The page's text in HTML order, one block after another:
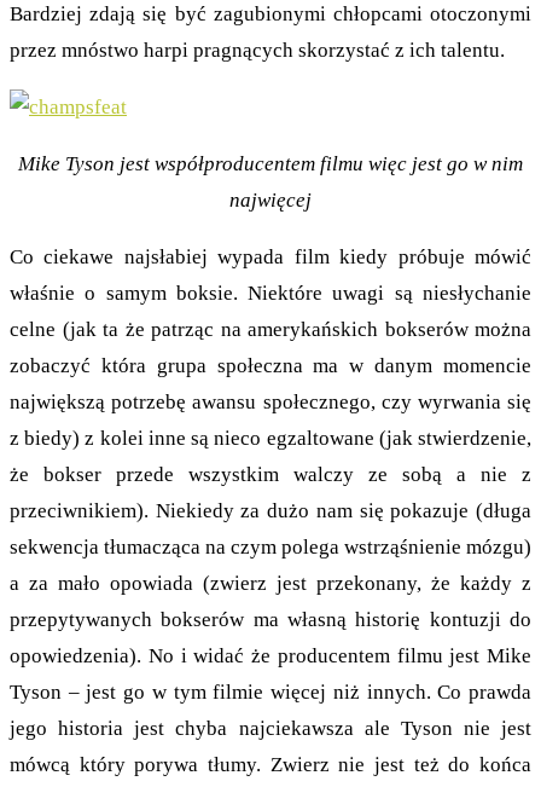
Bardziej zdają się być zagubionymi chłopcami otoczonymi
przez mnóstwo harpi pragnących skorzystać z ich talentu.
Mike Tyson jest współproducentem filmu więc jest go w nim
najwięcej
Co ciekawe najsłabiej wypada film kiedy próbuje mówić
właśnie o samym boksie. Niektóre uwagi są niesłychanie
celne (jak ta że patrząc na amerykańskich bokserów można
zobaczyć która grupa społeczna ma w danym momencie
największą potrzebę awansu społecznego, czy wyrwania się
z biedy) z kolei inne są nieco egzaltowane (jak stwierdzenie,
że bokser przede wszystkim walczy ze sobą a nie z
przeciwnikiem). Niekiedy za dużo nam się pokazuje (długa
sekwencja tłumacząca na czym polega wstrząśnienie mózgu)
a za mało opowiada (zwierz jest przekonany, że każdy z
przepytywanych bokserów ma własną historię kontuzji do
opowiedzenia). No i widać że producentem filmu jest Mike
Tyson – jest go w tym filmie więcej niż innych. Co prawda
jego historia jest chyba najciekawsza ale Tyson nie jest
mówcą który porywa tłumy. Zwierz nie jest też do końca